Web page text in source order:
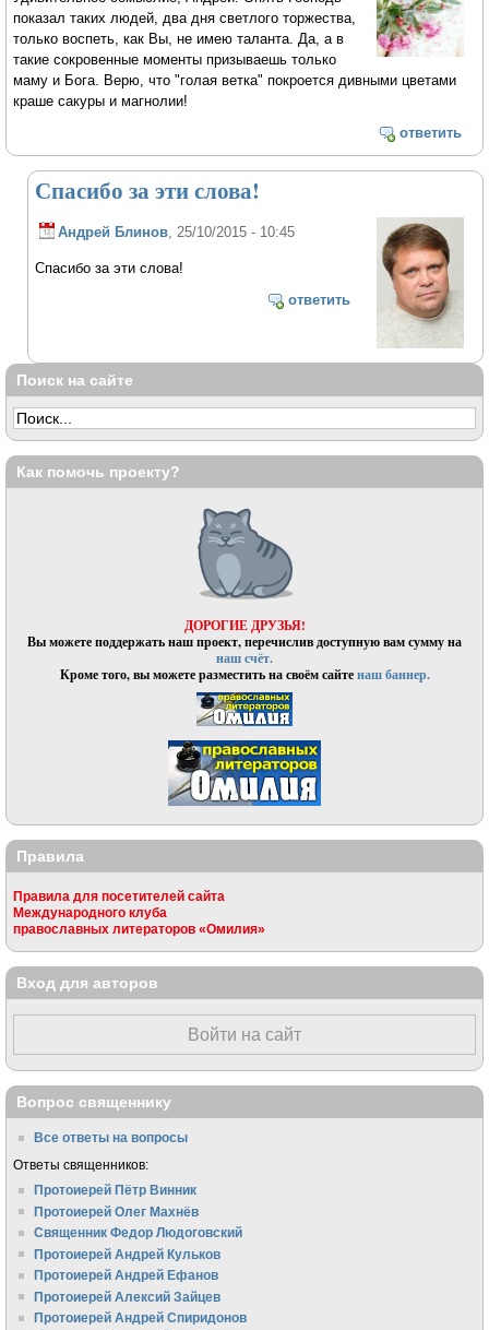
показал таких людей, два дня светлого торжества,
только воспеть, как Вы, не имею таланта. Да, а в
такие сокровенные моменты призываешь только
маму и Бога. Верю, что "голая ветка" покроется дивными цветами
краше сакуры и магнолии!
ответить
Спасибо за эти слова!
Андрей Блинов, 25/10/2015 - 10:45
Спасибо за эти слова!
ответить
Поиск на сайте
Как помочь проекту?
ДОРОГИЕ ДРУЗЬЯ!
Вы можете поддержать наш проект, перечислив доступную вам сумму на
наш счёт.
Кроме того, вы можете разместить на своём сайтенаш баннер.
Правила
Правила для посетителей сайта
Международного клуба
православных литераторов «Омилия»
Вход для авторов
Войти на сайт
Вопрос священнику
Все ответы на вопросы
Ответы священников:
Протоиерей Пётр Винник
Протоиерей Олег Махнёв
Священник Федор Людоговский
Протоиерей Андрей Кульков
Протоиерей Андрей Ефанов
Протоиерей Алексий Зайцев
Протоиерей Андрей Спиридонов